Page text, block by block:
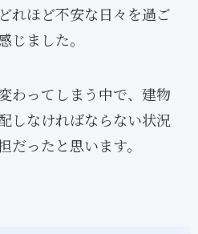
れほど不安な日々を過ご
じました。
わってしまう中で、建物
しなければならない状況
だったと思います。